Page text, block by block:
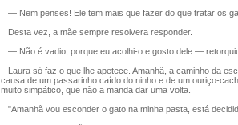
— Nem penses! Ele tem mais que fazer do que tratar os
Desta vez, a mãe sempre resolvera responder.
— Não é vadio, porque eu acolhi-o e gosto dele —
Laura só faz o que lhe apetece. Amanhã, a caminho da
causa de um passarinho caído do ninho e de um ouriço-
muito simpático, que não a manda dar uma volta.
"Amanhã vou esconder o gato na minha pasta, está